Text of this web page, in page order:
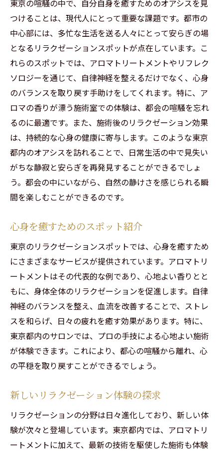
東京の喧騒の中で、自分自身を癒すためのオアシスを見
つけることは、現代人にとって重要な課題です。都市の
中心部には、多忙な生活を送る人々にとって安らぎの場
となるリラクゼーションスポットが点在しています。こ
れらのスポットでは、アロマトリートメントやリフレク
ソロジーを通じて、自律神経を整えるだけでなく、心身
のバランスを取り戻す手助けをしてくれます。特に、ア
ロマの香りが漂う施術室での体験は、都会の喧騒を忘れ
るのに最適です。また、施術後のリラクゼーション効果
は、持続的な心身の健康に寄与します。このような東京
都内のオアシスを訪れることで、日常生活の中で見失い
がちな静寂と安らぎを再発見することができるでしょ
う。都会の中にいながら、自然の静けさを感じられる瞬
間を楽しむことができるのです。
心身を癒すためのスポット紹介
東京のリラクゼーションスポットでは、心身を癒すため
にさまざまなサービスが提供されています。アロマトリ
ートメントはその代表的な例であり、心地よい香りとと
もに、身体全体のリラクゼーションを促進します。自律
神経のバランスを整え、血流を改善することで、ストレ
スを和らげ、日々の疲れを癒す効果があります。特に、
東京都内のサロンでは、プロの手技による心地よい施術
が体験できます。これにより、都心の喧騒から離れ、心
の平穏を取り戻すことができるでしょう。
新しいリラクゼーション体験の探求
リラクゼーションの分野は日々進化しており、新しい体
験が次々と登場しています。東京都内では、アロマトリ
ートメントに加えて、最新の技術を駆使した施術も体験